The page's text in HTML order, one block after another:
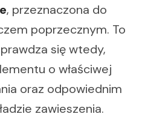
, przeznaczona do
poprzecznym. To
się wtedy,
o właściwej
oraz odpowiednim
zawieszenia.